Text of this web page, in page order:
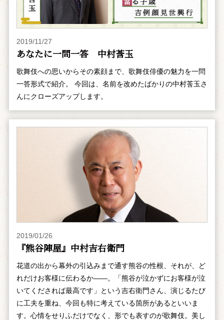
2019/11/27
あなたに一問一答 中村莟玉
歌舞伎への思いからその素顔まで、歌舞伎俳優の魅力を一問
一答形式で紹介。 今回は、名前を改めたばかりの中村莟玉さ
んにクローズアップします。
2019/01/26
『熊谷陣屋』中村吉右衛門
花道の出から幕外の引込みまで通す熊谷の性根、それが、ど
れだけお客様に伝わるか――。「熊谷が泣かずにお客様が泣
いてくだされば最高です」という吉右衛門さん、演じるたび
に工夫を重ね、今回も特に考えている箇所があるといいま
す。心情をせりふだけでなく、形でも表すのが歌舞伎。美し